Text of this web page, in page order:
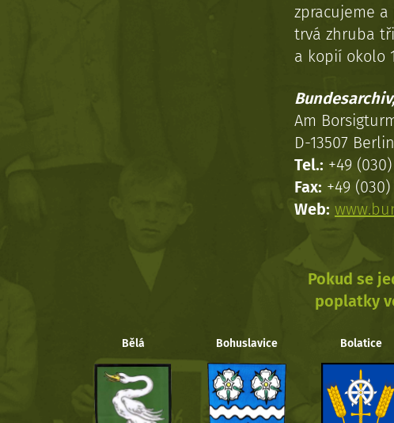
zpracujeme
trvá zhruba
a kopií okolo
Am
D-13507 Berlin
Tel.: +49
Fax: +49 (030)
Web:
Pokud se
poplatky
Bělá Bohuslavice Bolatice